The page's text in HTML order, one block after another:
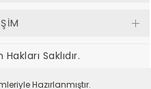
Saklıdır.
Hazırlanmıştır.